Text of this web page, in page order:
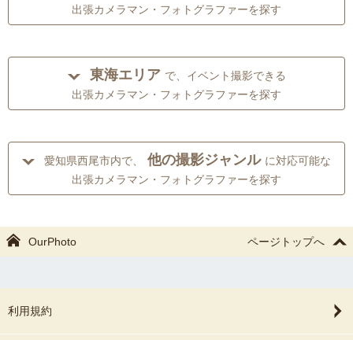
出張カメラマン・フォトグラファーを探す
東海エリア で、イベント撮影できる
出張カメラマン・フォトグラファーを探す
愛知県西尾市内で、 他の撮影ジャンル に対応可能な
出張カメラマン・フォトグラファーを探す
OurPhoto ページトップへ
利用規約